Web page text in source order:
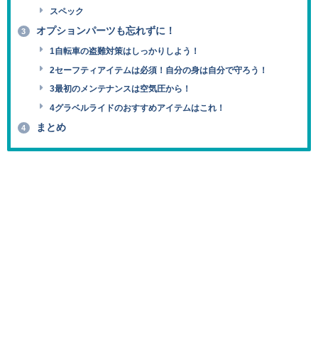
スペック
3 オプションパーツも忘れずに！
1自転車の盗難対策はしっかりしよう！
2セーフティアイテムは必須！自分の身は自分で守ろう！
3最初のメンテナンスは空気圧から！
4グラベルライドのおすすめアイテムはこれ！
4 まとめ